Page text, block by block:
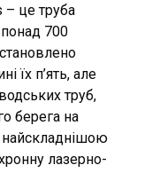
– це труба
700
їх п’ять, але
труб,
берега на
найскладнішою
лазерно-